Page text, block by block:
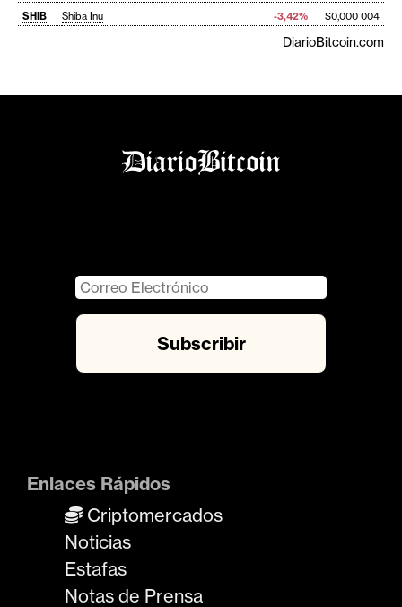
SHIB
Shiba Inu -3,42% $0,000 004
DiarioBitcoin.com
Enlaces Rápidos
Criptomercados
Noticias
Estafas
Notas de Prensa